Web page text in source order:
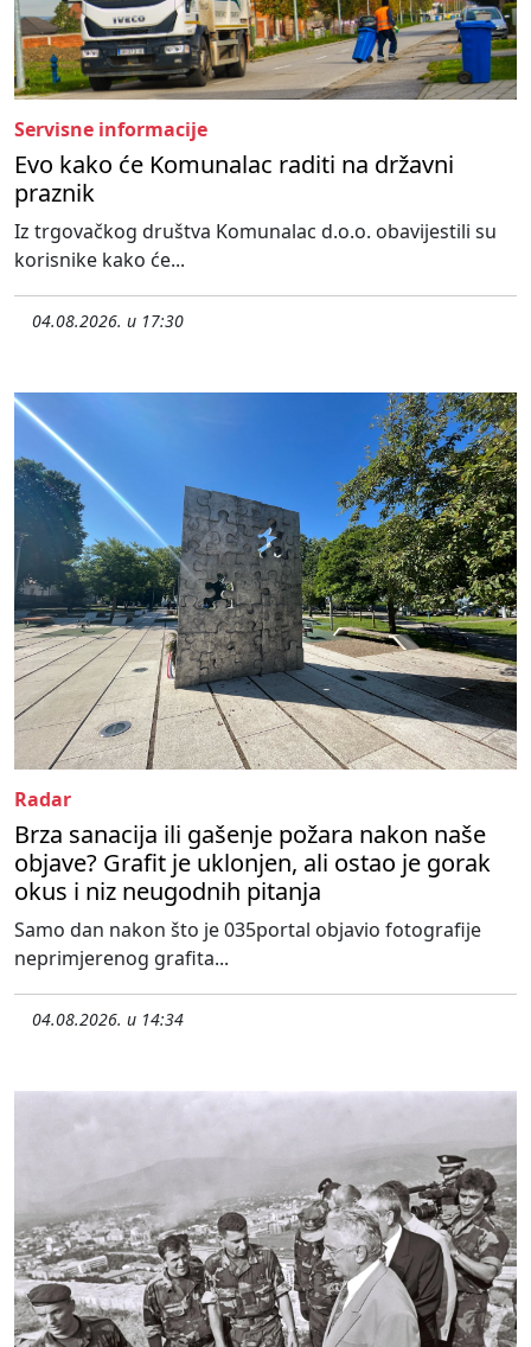
Servisne informacije
Evo kako će Komunalac raditi na državni
praznik
Iz trgovačkog društva Komunalac d.o.o. obavijestili su
korisnike kako će...
04.08.2026. u 17:30
Radar
Brza sanacija ili gašenje požara nakon naše
objave? Grafit je uklonjen, ali ostao je gorak
okus i niz neugodnih pitanja
Samo dan nakon što je 035portal objavio fotografije
neprimjerenog grafita...
04.08.2026. u 14:34